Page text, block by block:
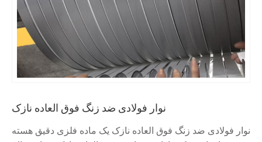
نوار فولادی ضد زنگ فوق العاده نازک
نوار فولادی ضد زنگ فوق العاده نازک یک ماده فلزی دقیق هسته